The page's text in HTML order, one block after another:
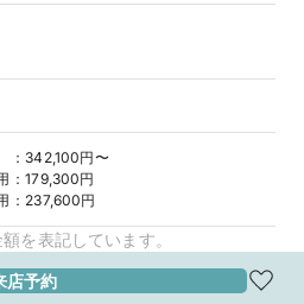
： 342,100円〜
：179,300円
： 237,600円
を表記しています。
店予約